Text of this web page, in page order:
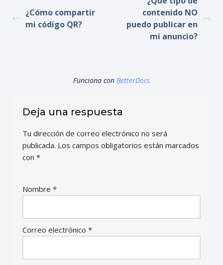
¿Cómo compartir
mi código QR?
contenido NO
puedo publicar en
mi anuncio?
Funciona con BetterDocs
Deja una respuesta
Tu dirección de correo electrónico no será
publicada. Los campos obligatorios están marcados
con *
Nombre *
Correo electrónico *